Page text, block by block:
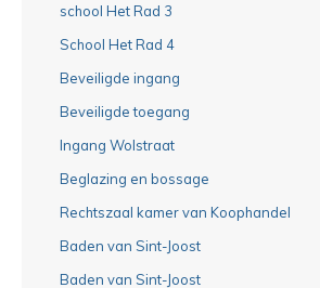
school Het Rad 3
School Het Rad 4
Beveiligde ingang
Beveiligde toegang
Ingang Wolstraat
Beglazing en bossage
Rechtszaal kamer van Koophandel
Baden van Sint-Joost
Baden van Sint-Joost